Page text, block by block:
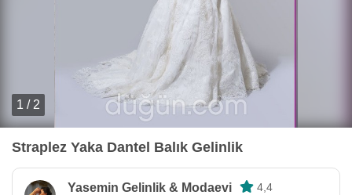
1 / 2
Straplez Yaka Dantel Balık Gelinlik
Yasemin Gelinlik & Modaevi 4,4